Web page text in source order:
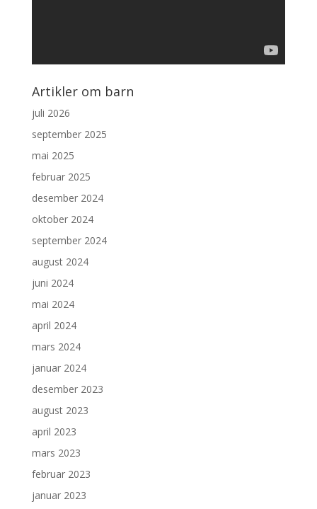
Artikler om barn
juli 2026
september 2025
mai 2025
februar 2025
desember 2024
oktober 2024
september 2024
august 2024
juni 2024
mai 2024
april 2024
mars 2024
januar 2024
desember 2023
august 2023
april 2023
mars 2023
februar 2023
januar 2023